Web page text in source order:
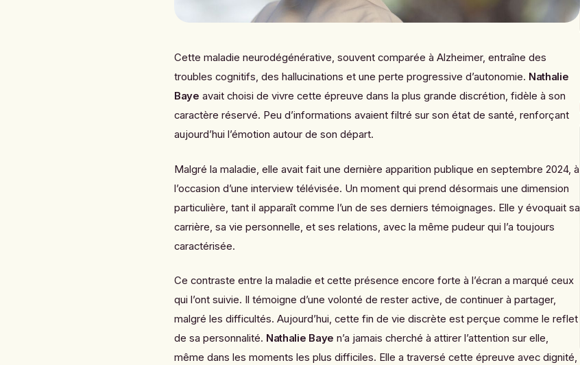
Cette maladie neurodégénérative, souvent comparée à Alzheimer, entraîne des
troubles cognitifs, des hallucinations et une perte progressive d’autonomie. Nathalie
Baye avait choisi de vivre cette épreuve dans la plus grande discrétion, fidèle à son
caractère réservé. Peu d’informations avaient filtré sur son état de santé, renforçant
aujourd’hui l’émotion autour de son départ.
Malgré la maladie, elle avait fait une dernière apparition publique en septembre 2024, à
l’occasion d’une interview télévisée. Un moment qui prend désormais une dimension
particulière, tant il apparaît comme l’un de ses derniers témoignages. Elle y évoquait sa
carrière, sa vie personnelle, et ses relations, avec la même pudeur qui l’a toujours
caractérisée.
Ce contraste entre la maladie et cette présence encore forte à l’écran a marqué ceux
qui l’ont suivie. Il témoigne d’une volonté de rester active, de continuer à partager,
malgré les difficultés. Aujourd’hui, cette fin de vie discrète est perçue comme le reflet
de sa personnalité. Nathalie Baye n’a jamais cherché à attirer l’attention sur elle,
même dans les moments les plus difficiles. Elle a traversé cette épreuve avec dignité,